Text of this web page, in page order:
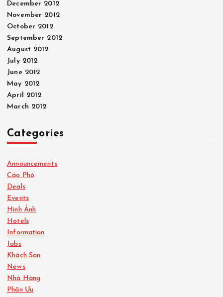
December 2012
November 2012
October 2012
September 2012
August 2012
July 2012
June 2012
May 2012
April 2012
March 2012
Categories
Announcements
Cáo Phó
Deals
Events
Hình Ảnh
Hotels
Information
Jobs
Khách Sạn
News
Nhà Hàng
Phân Ưu